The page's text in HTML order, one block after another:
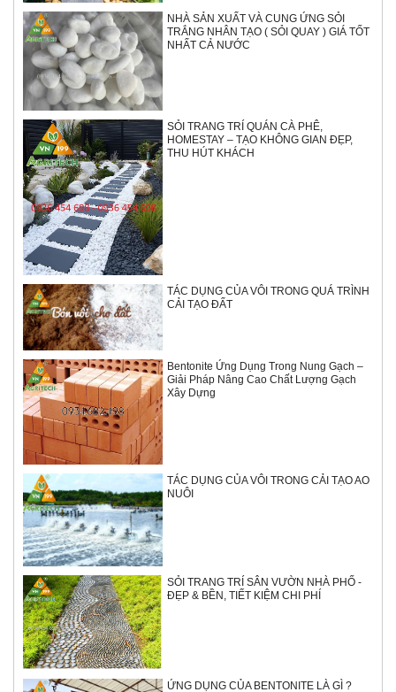
NHÀ SẢN XUẤT VÀ CUNG ỨNG SỎI
TRẮNG NHÂN TẠO ( SỎI QUAY ) GIÁ TỐT
NHẤT CẢ NƯỚC
SỎI TRANG TRÍ QUÁN CÀ PHÊ,
HOMESTAY – TẠO KHÔNG GIAN ĐẸP,
THU HÚT KHÁCH
TÁC DỤNG CỦA VÔI TRONG QUÁ TRÌNH
CẢI TẠO ĐẤT
Bentonite Ứng Dụng Trong Nung Gạch –
Giải Pháp Nâng Cao Chất Lượng Gạch
Xây Dựng
TÁC DỤNG CỦA VÔI TRONG CẢI TẠO AO
NUÔI
SỎI TRANG TRÍ SÂN VƯỜN NHÀ PHỐ -
ĐẸP & BỀN, TIẾT KIỆM CHI PHÍ
ỨNG DỤNG CỦA BENTONITE LÀ GÌ ?